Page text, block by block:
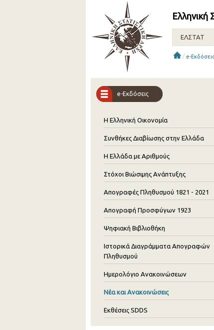
Ελληνική
ΕΛΣΤΑΤ
/ e-
e-Εκδόσεις
Η Ελληνική Οικονομία
Συνθήκες Διαβίωσης στην Ελλάδα
Η Ελλάδα με Αριθμούς
Στόχοι Βιώσιμης Ανάπτυξης
Απογραφές Πληθυσμού 1821 - 2021
Απογραφή Προσφύγων 1923
Ψηφιακή Βιβλιοθήκη
Ιστορικά Διαγράμματα Απογραφών
Πληθυσμού
Ημερολόγιο Ανακοινώσεων
Νέα και Ανακοινώσεις
Εκθέσεις SDDS